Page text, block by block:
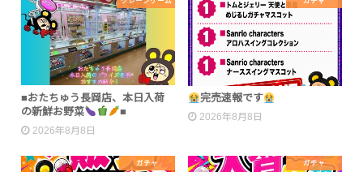
■おたちゅう長岡店、本日入荷
の新鮮お野菜
■
2026年8月8日
完売速報です
2026年8月8日
ガチャ ガチャ